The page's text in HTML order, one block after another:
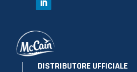
DISTRIBUTORE UFFICIALE